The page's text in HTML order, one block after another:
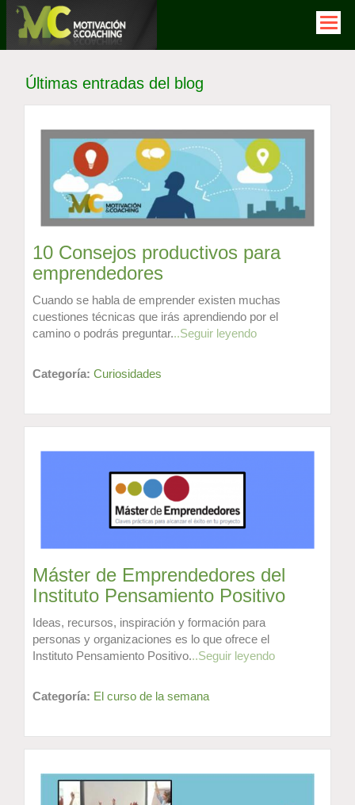
Pasar
contenido
Últimas entradas del blog
10 Consejos productivos para
emprendedores
Cuando se habla de emprender existen muchas
cuestiones técnicas que irás aprendiendo por el
camino o podrás preguntar...Seguir leyendo
Categoría: Curiosidades
Máster de Emprendedores del
Instituto Pensamiento Positivo
Ideas, recursos, inspiración y formación para
personas y organizaciones es lo que ofrece el
Instituto Pensamiento Positivo...Seguir leyendo
Categoría: El curso de la semana